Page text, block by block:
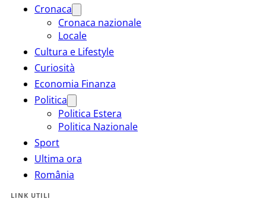
Cronaca
Cronaca nazionale
Locale
Cultura e Lifestyle
Curiosità
Economia Finanza
Politica
Politica Estera
Politica Nazionale
Sport
Ultima ora
România
LINK UTILI